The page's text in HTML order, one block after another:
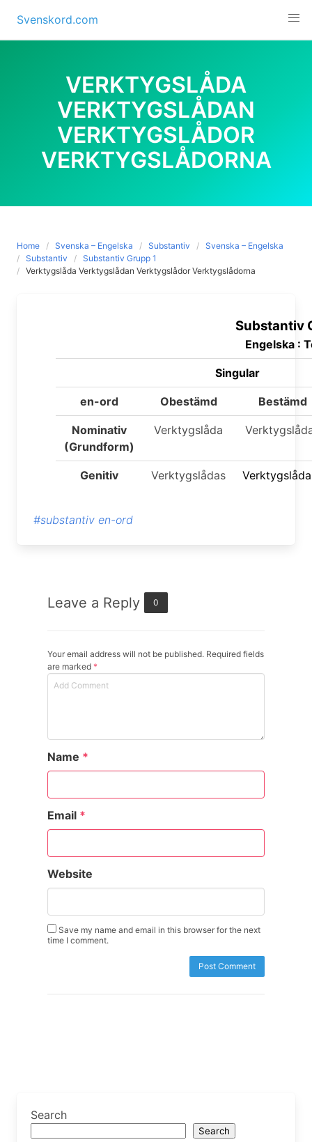
content
Svenskord.com
VERKTYGSLÅDA
VERKTYGSLÅDAN
VERKTYGSLÅDOR
VERKTYGSLÅDORNA
Home Svenska – Engelska Substantiv
Svenska – Engelska
Substantiv
Substantiv Grupp 1
Verktygslåda Verktygslådan Verktygslådor Verktygslådorna
Substantiv
Engelska :
Singular
en-ord Obestämd Bestämd
Nominativ
(Grundform)
Verktygslåda
Genitiv Verktygslådas
#substantiv en-ord
Leave a Reply 0
Your email address will not be published. Required fields
are marked *
Name *
Email *
Website
Save my name and email in this browser for the next
time I comment.
Search
Search